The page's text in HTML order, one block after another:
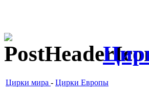
Цирки мира - Цирки Европы